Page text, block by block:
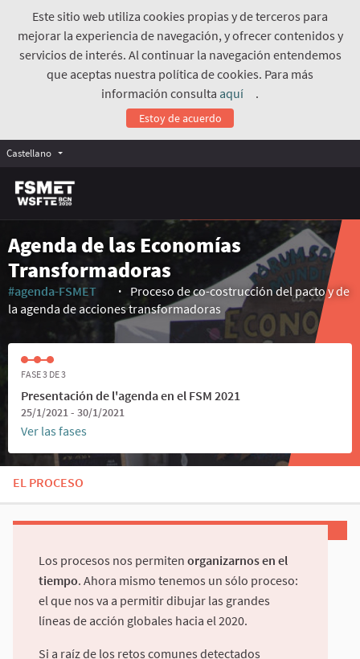
Este sitio web utiliza cookies propias y de terceros para
mejorar la experiencia de navegación, y ofrecer contenidos y
servicios de interés. Al continuar la navegación entendemos
que aceptas nuestra política de cookies. Para más
información consulta aquí
.
Estoy de acuerdo
Castellano
Agenda de las Economías
Transformadoras
#agenda-FSMET
(Enlace externo)
Proceso de co-costrucción del pacto y de
la agenda de acciones transformadoras
FASE 3 DE 3
Presentación de l'agenda en el FSM 2021
25/1/2021 - 30/1/2021
Ver las fases
EL PROCESO
Los procesos nos permiten organizarnos en el
tiempo. Ahora mismo tenemos un sólo proceso:
el que nos va a permitir dibujar las grandes
líneas de acción globales hacia el 2020.
Si a raíz de los retos comunes detectados